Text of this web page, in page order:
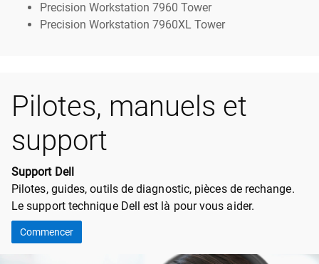
Precision Workstation 7960 Tower
Precision Workstation 7960XL Tower
Pilotes, manuels et
support
Support Dell
Pilotes, guides, outils de diagnostic, pièces de rechange.
Le support technique Dell est là pour vous aider.
Commencer